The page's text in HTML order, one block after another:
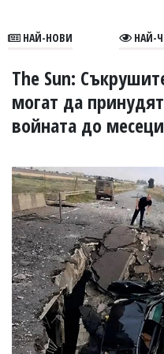
В
УКРАЙНА
СПОРТ
БИЗНЕС
ЮГ
Управители:
Веселин
Василев,
email:
v.vasilev@flagman.bg
Катя
Касабова,
еmail:k.kassabova@flagman.bg
НАЙ-НОВИ НАЙ-
The Sun:
могат да
войната до месеци